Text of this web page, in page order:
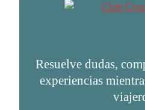
Resuelve dudas,
experiencias